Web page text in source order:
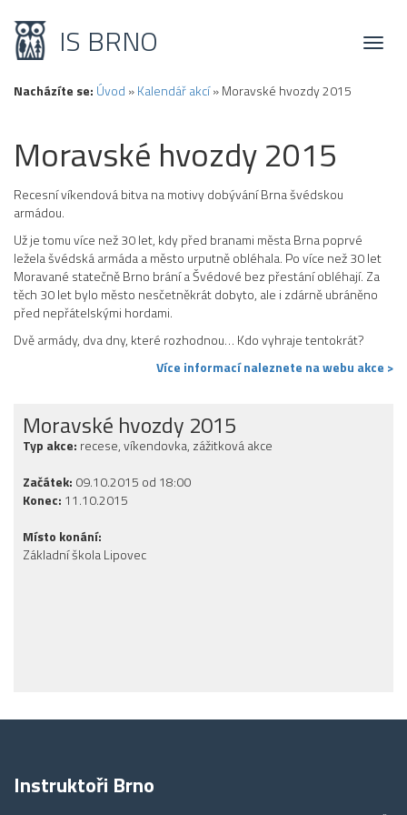
Toggle
IS BRNO
Nacházíte se: Úvod »Kalendář akcí»Moravské hvozdy 2015
Moravské hvozdy 2015
Recesní víkendová bitva na motivy dobývání Brna švédskou
armádou.
Už je tomu více než 30 let, kdy před branami města Brna poprvé
ležela švédská armáda a město urputně obléhala. Po více než 30 let
Moravané statečně Brno brání a Švédové bez přestání obléhají. Za
těch 30 let bylo město nesčetněkrát dobyto, ale i zdárně ubráněno
před nepřátelskými hordami.
Dvě armády, dva dny, které rozhodnou… Kdo vyhraje tentokrát?
Více informací naleznete na webu akce >
Moravské hvozdy 2015
Typ akce: recese, víkendovka, zážitková akce
Začátek: 09.10.2015 od 18:00
Konec: 11.10.2015
Místo konání:
Základní škola Lipovec
Instruktoři Brno